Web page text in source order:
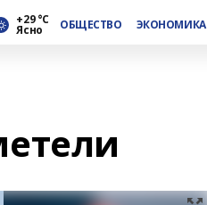
+29 °С
Ясно ОБЩЕСТВО ЭКОНОМИКА